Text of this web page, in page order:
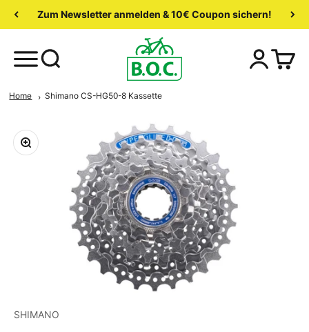
Zum Newsletter anmelden & 10€ Coupon sichern!
Home Shimano CS-HG50-8 Kassette
SHIMANO